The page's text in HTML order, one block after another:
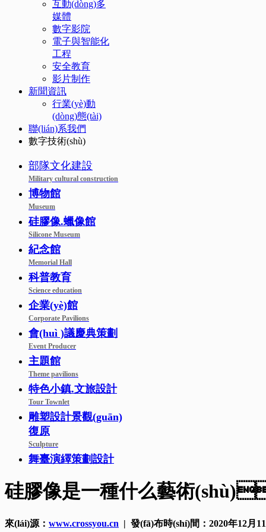
互動(dòng)多
媒體
數字影院
電子與智能化
工程
安全教育
影片制作
新聞資訊
行業(yè)動
(dòng)態(tài)
聯(lián)系我們
數字技術(shù)
部隊文化建設
Military cultural construction
博物館
Museum
硅膠像.蠟像館
Silicone Museum
紀念館
Memorial Hall
科普教育
Science education
企業(yè)館
Corporate Pavilions
會(huì )議慶典策劃
Event Producer
主題館
Theme pavilions
特色小鎮.文旅設計
Tour Townlet
雕塑設計景觀(guān)
復原
Sculpture
舞臺演繹策劃設計
硅膠像是一種什么藝術
來(lái)源： www.crossyou.cn | 發(fā)布時(shí)間：2020年12月